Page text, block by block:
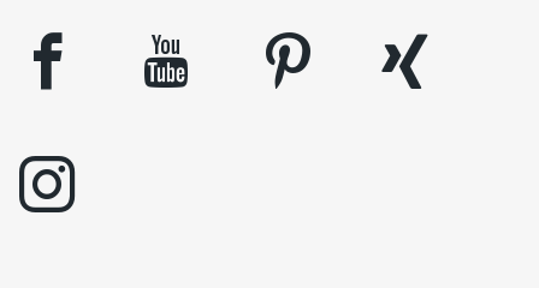
facebook youtube pinterest
xing
instagram